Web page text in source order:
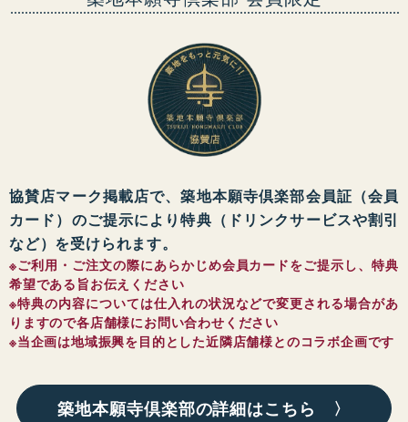
協賛店マーク掲載店で、築地本願寺倶楽部会員証（会員
カード）のご提示により特典（ドリンクサービスや割引
など）を受けられます。
※ご利用・ご注文の際にあらかじめ会員カードをご提示し、特典
希望である旨お伝えください
※特典の内容については仕入れの状況などで変更される場合があ
りますので各店舗様にお問い合わせください
※当企画は地域振興を目的とした近隣店舗様とのコラボ企画です
築地本願寺倶楽部の詳細はこちら 〉